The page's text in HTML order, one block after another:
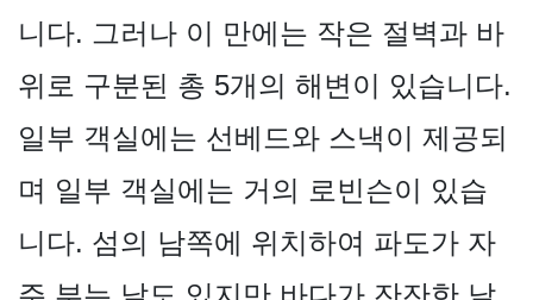
니다. 그러나 이 만에는 작은 절벽과 바
위로 구분된 총 5개의 해변이 있습니다.
일부 객실에는 선베드와 스낵이 제공되
며 일부 객실에는 거의 로빈슨이 있습
니다. 섬의 남쪽에 위치하여 파도가 자